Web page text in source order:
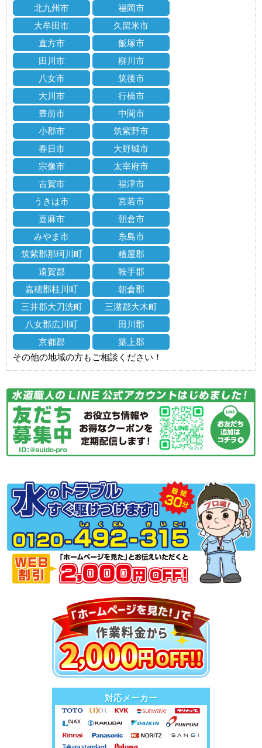
北九州市
福岡市
大牟田市
久留米市
直方市
飯塚市
田川市
柳川市
八女市
筑後市
大川市
行橋市
豊前市
中間市
小郡市
筑紫野市
春日市
大野城市
宗像市
太宰府市
古賀市
福津市
うきは市
宮若市
嘉麻市
朝倉市
みやま市
糸島市
筑紫郡那珂川町
糟屋郡
遠賀郡
鞍手郡
嘉穂郡桂川町
朝倉郡
三井郡大刀洗町
三潴郡大木町
八女郡広川町
田川郡
京都郡
築上郡
その他の地域の方もご相談ください！
対応メーカー